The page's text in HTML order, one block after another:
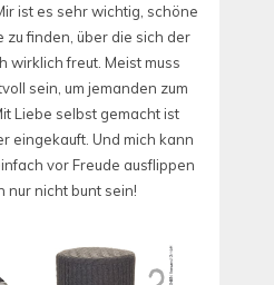
ist es sehr wichtig, schöne
zu finden, über die sich der
wirklich freut. Meist muss
sein, um jemanden zum
Liebe selbst gemacht ist
eingekauft. Und mich kann
vor Freude ausflippen
nur nicht bunt sein!